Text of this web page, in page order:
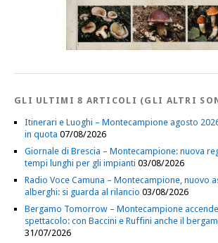
GLI ULTIMI 8 ARTICOLI (GLI ALTRI
Itinerari e Luoghi – Montecampione agosto
in quota 07/08/2026
Giornale di Brescia – Montecampione: nuova
tempi lunghi per gli impianti 03/08/2026
Radio Voce Camuna – Montecampione, nuovo
alberghi: si guarda al rilancio 03/08/2026
Bergamo Tomorrow – Montecampione accende
spettacolo: con Baccini e Ruffini anche il
31/07/2026